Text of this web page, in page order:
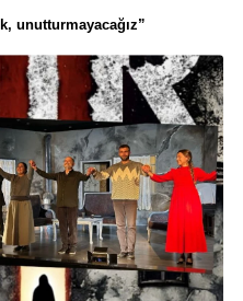
unutturmayacağız”